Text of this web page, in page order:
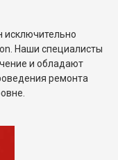
исключительно
Наши специалисты
и обладают
ремонта